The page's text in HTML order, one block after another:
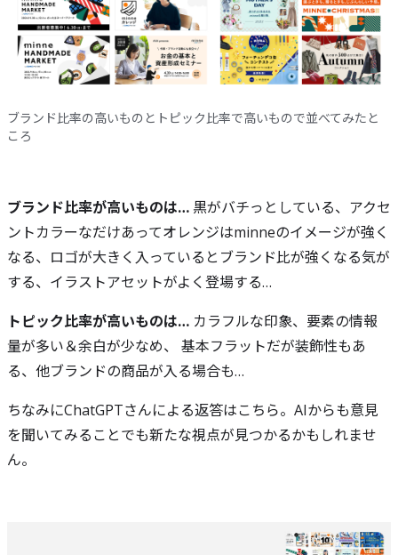
ブランド比率の高いものとトピック比率で高いもので並べてみたと
ころ
ブランド比率が高いものは… 黒がバチっとしている、アクセ
ントカラーなだけあってオレンジはminneのイメージが強く
なる、ロゴが大きく入っているとブランド比が強くなる気が
する、イラストアセットがよく登場する…
トピック比率が高いものは… カラフルな印象、要素の情報
量が多い＆余白が少なめ、 基本フラットだが装飾性もあ
る、他ブランドの商品が入る場合も…
ちなみにChatGPTさんによる返答はこちら。AIからも意見
を聞いてみることでも新たな視点が見つかるかもしれませ
ん。